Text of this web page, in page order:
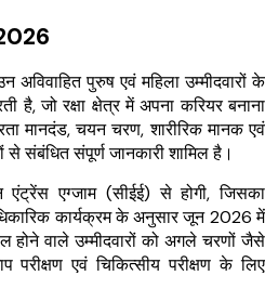
2026
अविवाहित पुरुष एवं महिला उम्मीदवारों के
है, जो रक्षा क्षेत्र में अपना करियर बनाना
मानदंड, चयन चरण, शारीरिक मानक एवं
से संबंधित संपूर्ण जानकारी शामिल है।
एग्जाम (सीईई) से होगी, जिसका
कार्यक्रम के अनुसार जून 2026 में
होने वाले उम्मीदवारों को अगले चरणों जैसे
परीक्षण एवं चिकित्सीय परीक्षण के लिए